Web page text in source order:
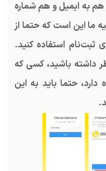
به ایمیل و هم شماره
ما این است که حتما از
استفاده کنید.
داشته باشید، کسی که
حتما باید به این